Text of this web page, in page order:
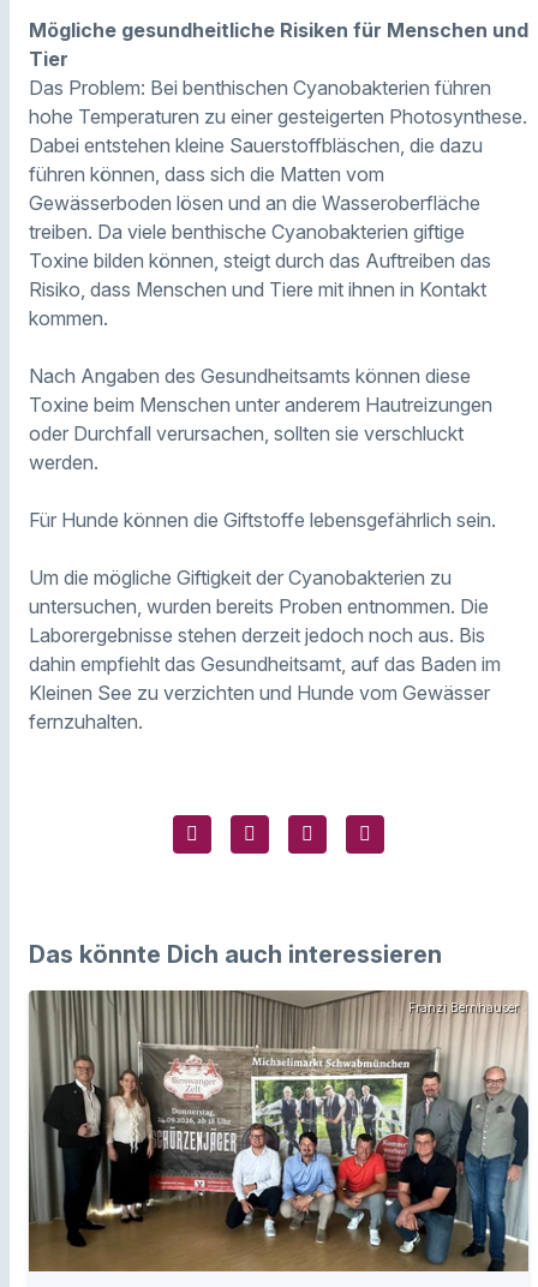
Mögliche gesundheitliche Risiken für Menschen und
Tier
Das Problem: Bei benthischen Cyanobakterien führen
hohe Temperaturen zu einer gesteigerten Photosynthese.
Dabei entstehen kleine Sauerstoffbläschen, die dazu
führen können, dass sich die Matten vom
Gewässerboden lösen und an die Wasseroberfläche
treiben. Da viele benthische Cyanobakterien giftige
Toxine bilden können, steigt durch das Auftreiben das
Risiko, dass Menschen und Tiere mit ihnen in Kontakt
kommen.
Nach Angaben des Gesundheitsamts können diese
Toxine beim Menschen unter anderem Hautreizungen
oder Durchfall verursachen, sollten sie verschluckt
werden.
Für Hunde können die Giftstoffe lebensgefährlich sein.
Um die mögliche Giftigkeit der Cyanobakterien zu
untersuchen, wurden bereits Proben entnommen. Die
Laborergebnisse stehen derzeit jedoch noch aus. Bis
dahin empfiehlt das Gesundheitsamt, auf das Baden im
Kleinen See zu verzichten und Hunde vom Gewässer
fernzuhalten.
Das könnte Dich auch interessieren
Franzi Bernhauser